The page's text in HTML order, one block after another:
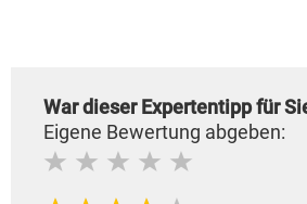
War dieser Expertentipp für
Eigene Bewertung abgeben: